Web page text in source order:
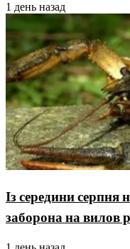
1 день назад
Із середини серпня
заборона на вилов